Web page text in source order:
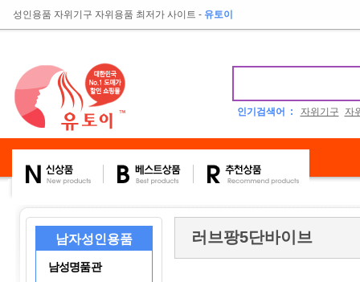
성인용품 자위기구 자위용품 최저가 사이트 - 유토이
인기검색어 : 자위기구 자
남자성인용품
남성명품관
러브팡5단바이브